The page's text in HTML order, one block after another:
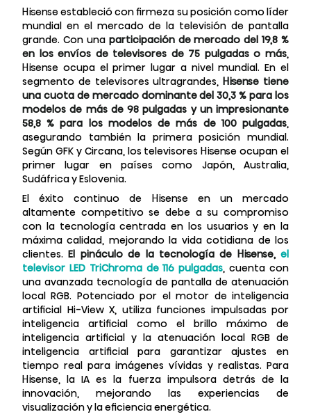
Hisense estableció con firmeza su posición como líder
mundial en el mercado de la televisión de pantalla
grande. Con una participación de mercado del 19,8 %
en los envíos de televisores de 75 pulgadas o más,
Hisense ocupa el primer lugar a nivel mundial. En el
segmento de televisores ultragrandes,Hisense tiene
una cuota de mercado dominante del 30,3 % para los
modelos de más de 98 pulgadas y un impresionante
58,8 % para los modelos de más de 100 pulgadas,
asegurando también la primera posición mundial.
Según GFK y Circana, los televisores Hisense ocupan el
primer lugar en países como Japón, Australia,
Sudáfrica y Eslovenia.
El éxito continuo de Hisense en un mercado
altamente competitivo se debe a su compromiso
con la tecnología centrada en los usuarios y en la
máxima calidad, mejorando la vida cotidiana de los
clientes. El pináculo de la tecnología de Hisense, el
televisor LED TriChroma de 116 pulgadas, cuenta con
una avanzada tecnología de pantalla de atenuación
local RGB. Potenciado por el motor de inteligencia
artificial Hi-View X, utiliza funciones impulsadas por
inteligencia artificial como el brillo máximo de
inteligencia artificial y la atenuación local RGB de
inteligencia artificial para garantizar ajustes en
tiempo real para imágenes vívidas y realistas. Para
Hisense, la IA es la fuerza impulsora detrás de la
innovación, mejorando las experiencias de
visualización y la eficiencia energética.